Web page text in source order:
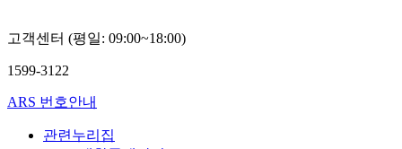
고객센터 (평일: 09:00~18:00)
1599-3122
ARS 번호안내
관련누리집